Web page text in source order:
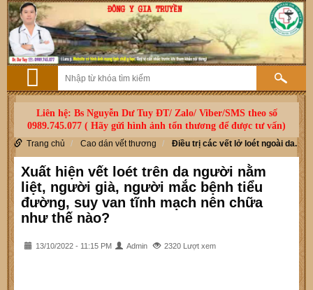
Liên hệ: Bs Nguyễn Dư Tuy ĐT/ Zalo/ Viber/SMS theo số
0989.745.077 ( Hãy gửi hình ảnh tổn thương để được tư vấn)
Trang chủ Cao dán vết thương Điều trị các vết lở loét ngoài da.
Xuất hiện vết loét trên da người nằm
liệt, người già, người mắc bệnh tiểu
đường, suy van tĩnh mạch nên chữa
như thế nào?
13/10/2022 - 11:15 PM Admin 2320 Lượt xem